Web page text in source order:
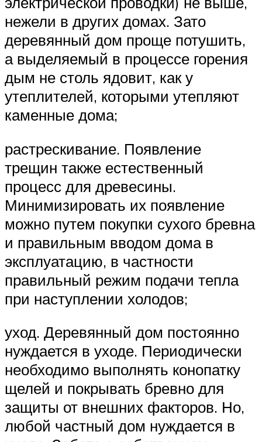
нежели в других домах. Зато
деревянный дом проще потушить,
а выделяемый в процессе горения
дым не столь ядовит, как у
утеплителей, которыми утепляют
каменные дома;
растрескивание. Появление
трещин также естественный
процесс для древесины.
Минимизировать их появление
можно путем покупки сухого бревна
и правильным вводом дома в
эксплуатацию, в частности
правильный режим подачи тепла
при наступлении холодов;
уход. Деревянный дом постоянно
нуждается в уходе. Периодически
необходимо выполнять конопатку
щелей и покрывать бревно для
защиты от внешних факторов. Но,
любой частный дом нуждается в